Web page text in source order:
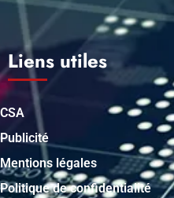
Liens utiles
CSA
Publicité
Mentions légales
Politique de confidentialité